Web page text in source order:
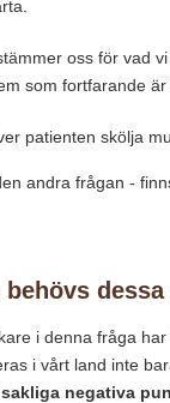
oss för vad
som fortfarande
patienten skölja
andra frågan -
behövs
i denna fråga
i vårt land inte
negativa